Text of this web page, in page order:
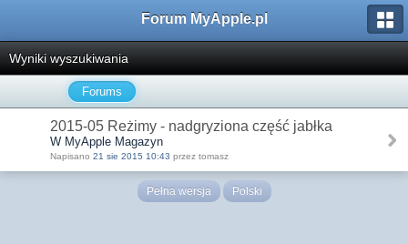
Forum MyApple.pl
Wyniki wyszukiwania
Forums
2015-05 Reżimy - nadgryziona część jabłka
W MyApple Magazyn
Napisano 21 sie 2015 10:43 przez tomasz
Pełna wersja Polski